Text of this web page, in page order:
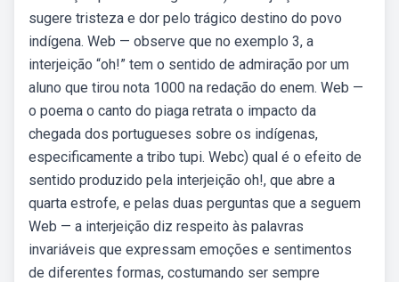
sugere tristeza e dor pelo trágico destino do povo
indígena. Web — observe que no exemplo 3, a
interjeição “oh!” tem o sentido de admiração por um
aluno que tirou nota 1000 na redação do enem. Web —
o poema o canto do piaga retrata o impacto da
chegada dos portugueses sobre os indígenas,
especificamente a tribo tupi. Webc) qual é o efeito de
sentido produzido pela interjeição oh!, que abre a
quarta estrofe, e pelas duas perguntas que a seguem
Web — a interjeição diz respeito às palavras
invariáveis que expressam emoções e sentimentos
de diferentes formas, costumando ser sempre